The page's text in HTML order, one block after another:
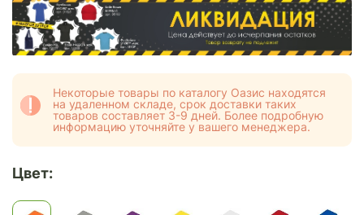
Некоторые товары по каталогу Оазис находятся
на удаленном складе, срок доставки таких
товаров составляет 3-9 дней. Более подробную
информацию уточняйте у вашего менеджера.
Цвет: